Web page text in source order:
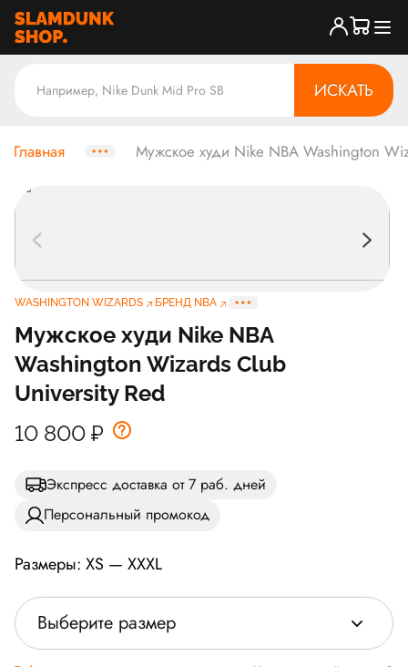
ИСКАТЬ
Главная Мужское худи Nike NBA Washington
WASHINGTON WIZARDS БРЕНД NBA
Мужское худи Nike NBA
Washington Wizards Club
University Red
10 800 ₽
Экспресс доставка от 7 раб. дней
Персональный промокод
Размеры: XS — XXXL
Выберите размер